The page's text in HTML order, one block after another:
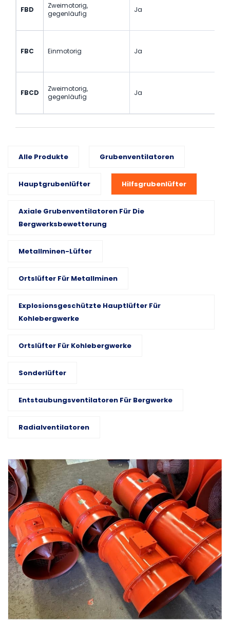
FBD
Zweimotorig,
gegenläufig
Ja
FBC Einmotorig Ja
FBCD
Zweimotorig,
gegenläufig
Ja
Alle Produkte Grubenventilatoren
Hauptgrubenlüfter Hilfsgrubenlüfter
Axiale Grubenventilatoren Für Die
Bergwerksbewetterung
Metallminen-Lüfter
Ortslüfter Für Metallminen
Explosionsgeschützte Hauptlüfter Für
Kohlebergwerke
Ortslüfter Für Kohlebergwerke
Sonderlüfter
Entstaubungsventilatoren Für Bergwerke
Radialventilatoren